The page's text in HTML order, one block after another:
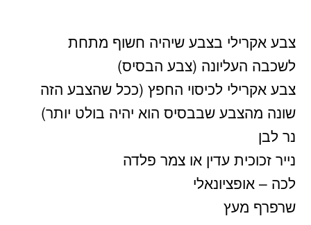
צבע אקרילי בצבע שיהיה חשוף מתחת
לשכבה העליונה (צבע הבסיס)
צבע אקרילי לכיסוי החפץ (ככל שהצבע הזה
שונה מהצבע שבבסיס הוא יהיה בולט יותר)
נר לבן
נייר זכוכית עדין או צמר פלדה
לכה – אופציונאלי
שרפרף מעץ